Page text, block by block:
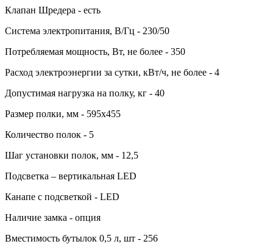
Клапан Шредера - есть
Система электропитания, В/Гц - 230/50
Потребляемая мощность, Вт, не более - 350
Расход электроэнергии за сутки, кВт/ч, не более - 4
Допустимая нагрузка на полку, кг - 40
Размер полки, мм - 595х455
Количество полок - 5
Шаг установки полок, мм - 12,5
Подсветка – вертикальная LED
Канапе с подсветкой - LED
Наличие замка - опция
Вместимость бутылок 0,5 л, шт - 256